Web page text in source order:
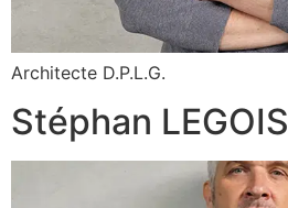
Architecte D.P.L.G.
Stéphan LEGOIS